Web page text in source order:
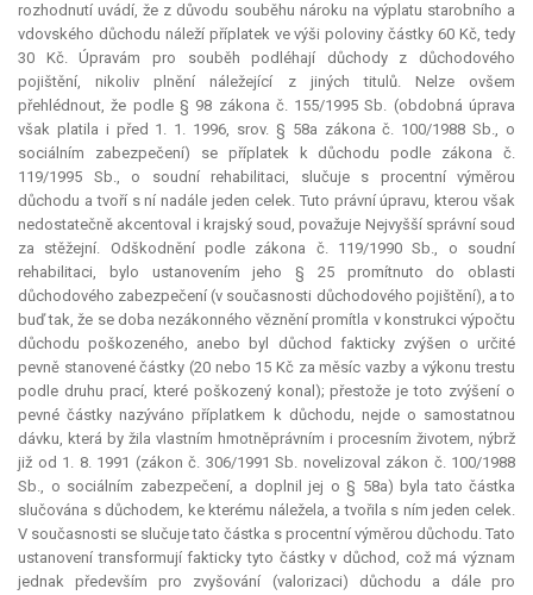
rozhodnutí uvádí, že z důvodu souběhu nároku na výplatu starobního a
vdovského důchodu náleží příplatek ve výši poloviny částky 60 Kč, tedy
30 Kč. Úpravám pro souběh podléhají důchody z důchodového
pojištění, nikoliv plnění náležející z jiných titulů. Nelze ovšem
přehlédnout, že podle § 98 zákona č. 155/1995 Sb. (obdobná úprava
však platila i před 1. 1. 1996, srov. § 58a zákona č. 100/1988 Sb., o
sociálním zabezpečení) se příplatek k důchodu podle zákona č.
119/1995 Sb., o soudní rehabilitaci, slučuje s procentní výměrou
důchodu a tvoří s ní nadále jeden celek. Tuto právní úpravu, kterou však
nedostatečně akcentoval i krajský soud, považuje Nejvyšší správní soud
za stěžejní. Odškodnění podle zákona č. 119/1990 Sb., o soudní
rehabilitaci, bylo ustanovením jeho § 25 promítnuto do oblasti
důchodového zabezpečení (v současnosti důchodového pojištění), a to
buď tak, že se doba nezákonného věznění promítla v konstrukci výpočtu
důchodu poškozeného, anebo byl důchod fakticky zvýšen o určité
pevně stanovené částky (20 nebo 15 Kč za měsíc vazby a výkonu trestu
podle druhu prací, které poškozený konal); přestože je toto zvýšení o
pevné částky nazýváno příplatkem k důchodu, nejde o samostatnou
dávku, která by žila vlastním hmotněprávním i procesním životem, nýbrž
již od 1. 8. 1991 (zákon č. 306/1991 Sb. novelizoval zákon č. 100/1988
Sb., o sociálním zabezpečení, a doplnil jej o § 58a) byla tato částka
slučována s důchodem, ke kterému náležela, a tvořila s ním jeden celek.
V současnosti se slučuje tato částka s procentní výměrou důchodu. Tato
ustanovení transformují fakticky tyto částky v důchod, což má význam
jednak především pro zvyšování (valorizaci) důchodu a dále pro